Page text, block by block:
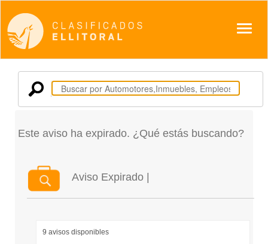
Este aviso ha expirado. ¿Qué estás buscando?
Aviso Expirado |
9 avisos disponibles